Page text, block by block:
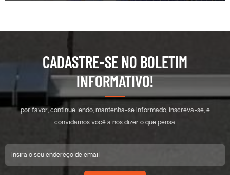
CADASTRE-SE NO BOLETIM
INFORMATIVO!
por favor, continue lendo, mantenha-se informado, inscreva-se, e
convidamos você a nos dizer o que pensa.